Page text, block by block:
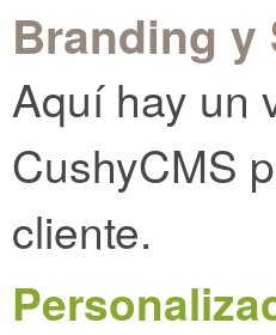
Branding y
Aquí hay un
CushyCMS
cliente.